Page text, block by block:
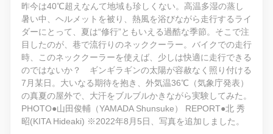
昨今は40℃超えなんて地域も珍しくない。高温多湿の蒸し
暑い中、ヘルメットを被り、熱風を浴びながら走行するライ
ダーにとって、夏は“修行”ともいえる過酷な季節。そこで注
目したのが、巷で流行りのネッククーラー。バイクでの走行
時、このネッククーラーを使えば、少しは快適に走行できる
のではないか？ ギンギラギンの太陽が容赦なく照り付ける
7月某日。大いなる期待を抱き、外気温36℃（気象庁発表）
の真夏の屋外で、大汗をブルブルかきながら実験してみた。
PHOTO●山田俊輔（YAMADA Shunsuke） REPORT●北 秀
昭(KITA Hideaki) ※2022年8月5日、写真を追加しました。